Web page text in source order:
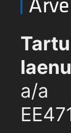
a/a